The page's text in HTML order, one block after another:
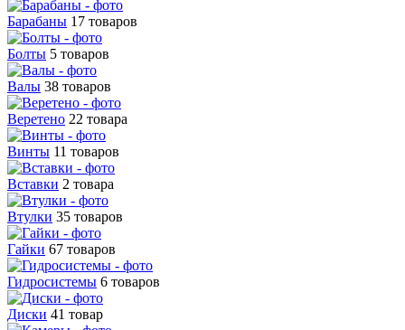
Барабаны 17 товаров
Болты 5 товаров
Валы 38 товаров
Веретено 22 товара
Винты 11 товаров
Вставки 2 товара
Втулки 35 товаров
Гайки 67 товаров
Гидросистемы 6 товаров
Диски 41 товар